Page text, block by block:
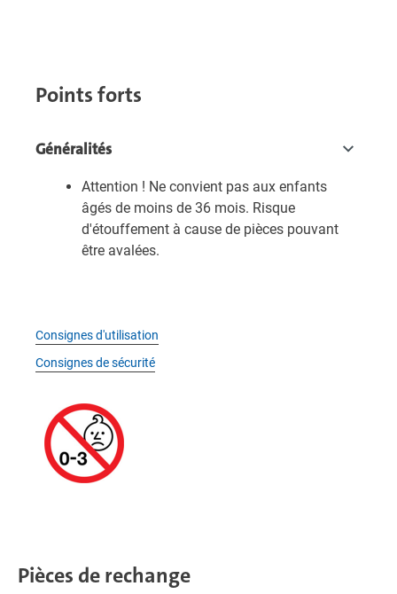
Points forts
Généralités
Attention ! Ne convient pas aux enfants
âgés de moins de 36 mois. Risque
d'étouffement à cause de pièces pouvant
être avalées.
Consignes d'utilisation
Consignes de sécurité
Pièces de rechange